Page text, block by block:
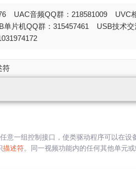
UAC音频QQ群：218581009 UVC
片机QQ群：315457461 USB技术
符
意一组控制接口，使类驱动程序可以在
描述符。同一视频功能内的任何其他单元